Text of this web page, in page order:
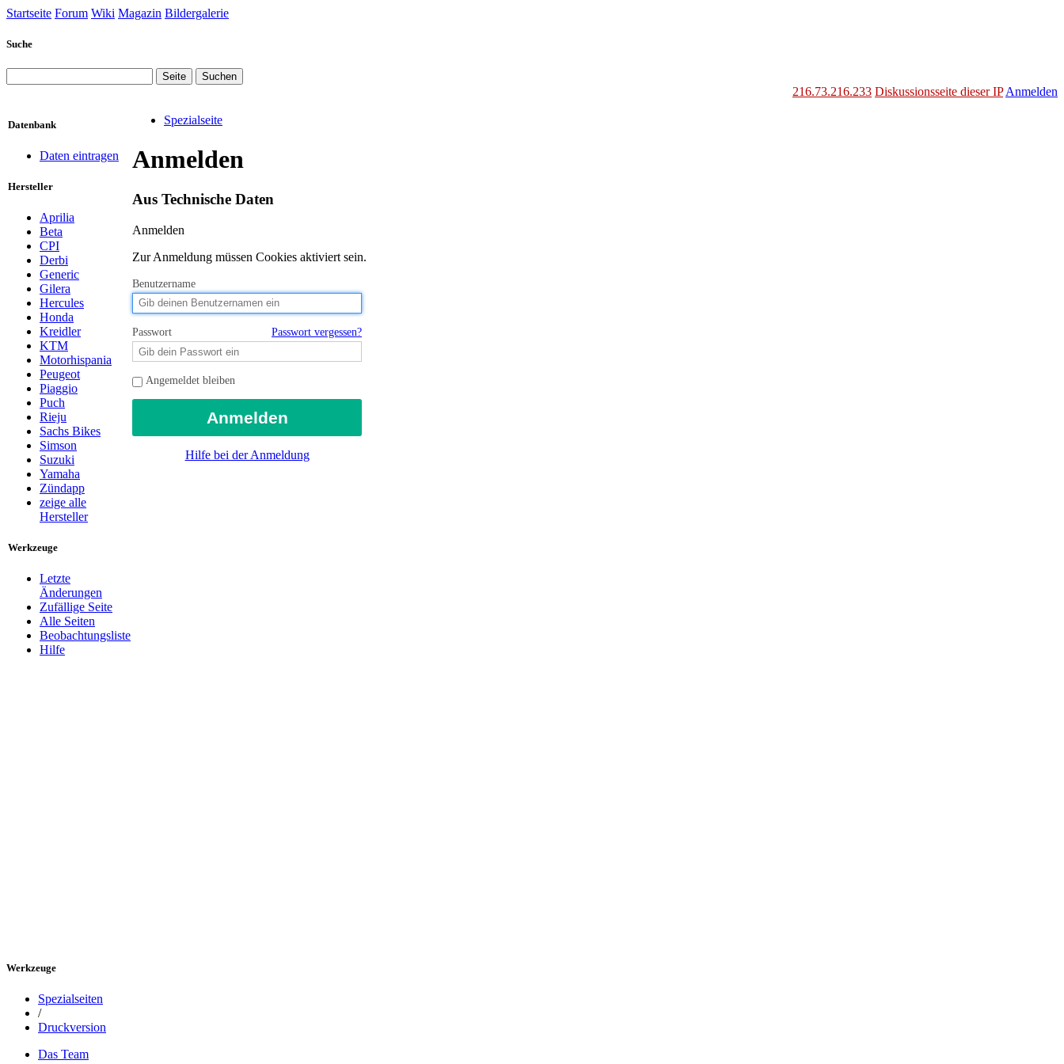
Startseite Forum Wiki Magazin Bildergalerie
Suche
216.73.216.233 Diskussionsseite dieser IP Anmelden
Datenbank
Daten eintragen
Hersteller
Aprilia
Beta
CPI
Derbi
Generic
Gilera
Hercules
Honda
Kreidler
KTM
Motorhispania
Peugeot
Piaggio
Puch
Rieju
Sachs Bikes
Simson
Suzuki
Yamaha
Zündapp
zeige alle
Hersteller
Werkzeuge
Letzte
Änderungen
Zufällige Seite
Alle Seiten
Beobachtungsliste
Hilfe
Spezialseite
Anmelden
Aus Technische Daten
Wechseln zu:
Anmelden
Zur Anmeldung müssen Cookies aktiviert sein.
Benutzername
Passwort Passwort vergessen?
Angemeldet bleiben
Hilfe bei der Anmeldung
Werkzeuge
Spezialseiten
/
Druckversion
Das Team